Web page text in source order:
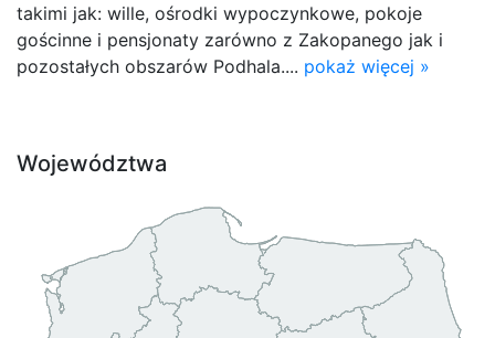
takimi jak: wille, ośrodki wypoczynkowe, pokoje
gościnne i pensjonaty zarówno z Zakopanego jak i
pozostałych obszarów Podhala.... pokaż więcej »
Województwa